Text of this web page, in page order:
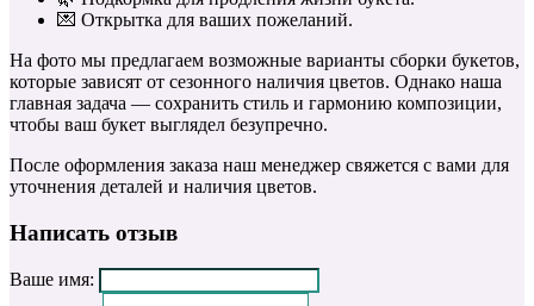
💌 Открытка для ваших пожеланий.
На фото мы предлагаем возможные варианты сборки букетов,
которые зависят от сезонного наличия цветов. Однако наша
главная задача — сохранить стиль и гармонию композиции,
чтобы ваш букет выглядел безупречно.
После оформления заказа наш менеджер свяжется с вами для
уточнения деталей и наличия цветов.
Написать отзыв
Ваше имя: